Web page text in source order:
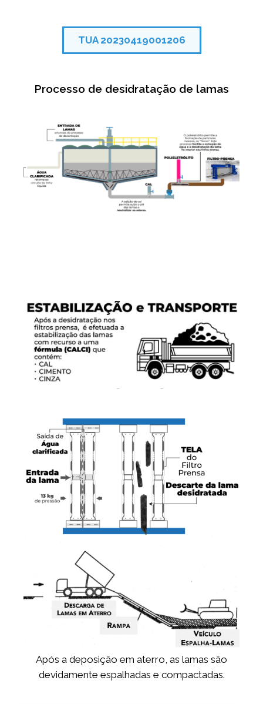
TUA 20230419001206
Processo de desidratação de lamas
Após a deposição em aterro, as lamas são
devidamente espalhadas e compactadas.